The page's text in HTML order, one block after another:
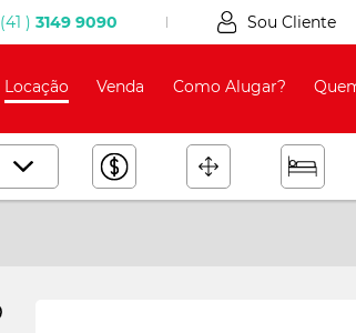
(41 ) 3149 9090 Sou Cliente
Locação Venda Como Alugar?